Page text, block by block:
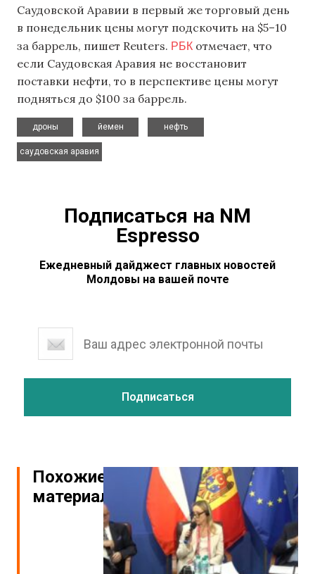
Саудовской Аравии в первый же торговый день
в понедельник цены могут подскочить на $5–10
за баррель, пишет Reuters. РБК отмечает, что
если Саудовская Аравия не восстановит
поставки нефти, то в перспективе цены могут
подняться до $100 за баррель.
дроны
йемен
нефть
саудовская аравия
Подписаться на NM
Espresso
Ежедневный дайджест главных новостей
Молдовы на вашей почте
Похожие
материалы